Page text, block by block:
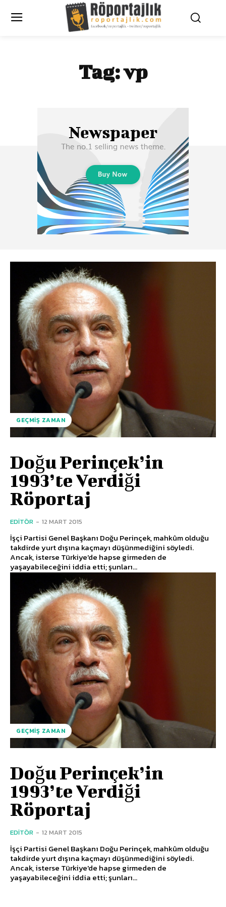
Tag:vp
GEÇMIŞ ZAMAN
Doğu Perinçek’in
1993’te Verdiği
Röportaj
EDITÖR - 12 MART 2015
İşçi Partisi Genel Başkanı Doğu Perinçek, mahkûm olduğu
takdirde yurt dışına kaçmayı düşünmediğini söyledi.
Ancak, isterse Türkiye'de hapse girmeden de
yaşayabileceğini iddia etti; şunları...
GEÇMIŞ ZAMAN
Doğu Perinçek’in
1993’te Verdiği
Röportaj
EDITÖR - 12 MART 2015
İşçi Partisi Genel Başkanı Doğu Perinçek, mahkûm olduğu
takdirde yurt dışına kaçmayı düşünmediğini söyledi.
Ancak, isterse Türkiye'de hapse girmeden de
yaşayabileceğini iddia etti; şunları...